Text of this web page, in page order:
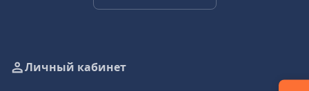
Личный кабинет